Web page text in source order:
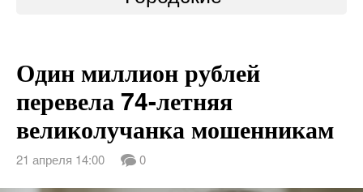
Слово Дело
Народные
Один миллион рублей
перевела 74-летняя
великолучанка мошенникам
21 апреля 14:00 0